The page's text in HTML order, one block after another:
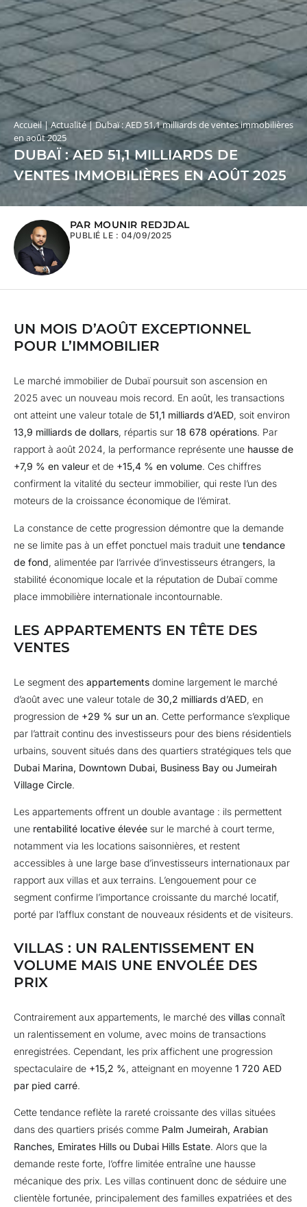
Accueil|Actualité|Dubaï : AED 51,1 milliards de ventes immobilières
en août 2025
DUBAÏ : AED 51,1 MILLIARDS DE
VENTES IMMOBILIÈRES EN AOÛT 2025
PAR MOUNIR REDJDAL
PUBLIÉ LE : 04/09/2025
UN MOIS D’AOÛT EXCEPTIONNEL
POUR L’IMMOBILIER
Le marché immobilier de Dubaï poursuit son ascension en
2025 avec un nouveau mois record. En août, les transactions
ont atteint une valeur totale de 51,1 milliards d’AED, soit environ
13,9 milliards de dollars, répartis sur 18 678 opérations. Par
rapport à août 2024, la performance représente une hausse de
+7,9 % en valeur et de +15,4 % en volume. Ces chiffres
confirment la vitalité du secteur immobilier, qui reste l’un des
moteurs de la croissance économique de l’émirat.
La constance de cette progression démontre que la demande
ne se limite pas à un effet ponctuel mais traduit une tendance
de fond, alimentée par l’arrivée d’investisseurs étrangers, la
stabilité économique locale et la réputation de Dubaï comme
place immobilière internationale incontournable.
LES APPARTEMENTS EN TÊTE DES
VENTES
Le segment des appartements domine largement le marché
d’août avec une valeur totale de 30,2 milliards d’AED, en
progression de +29 % sur un an. Cette performance s’explique
par l’attrait continu des investisseurs pour des biens résidentiels
urbains, souvent situés dans des quartiers stratégiques tels que
Dubai Marina, Downtown Dubai, Business Bay ou Jumeirah
Village Circle.
Les appartements offrent un double avantage : ils permettent
une rentabilité locative élevée sur le marché à court terme,
notamment via les locations saisonnières, et restent
accessibles à une large base d’investisseurs internationaux par
rapport aux villas et aux terrains. L’engouement pour ce
segment confirme l’importance croissante du marché locatif,
porté par l’afflux constant de nouveaux résidents et de visiteurs.
VILLAS : UN RALENTISSEMENT EN
VOLUME MAIS UNE ENVOLÉE DES
PRIX
Contrairement aux appartements, le marché des villas connaît
un ralentissement en volume, avec moins de transactions
enregistrées. Cependant, les prix affichent une progression
spectaculaire de +15,2 %, atteignant en moyenne 1 720 AED
par pied carré.
Cette tendance reflète la rareté croissante des villas situées
dans des quartiers prisés comme Palm Jumeirah, Arabian
Ranches, Emirates Hills ou Dubai Hills Estate. Alors que la
demande reste forte, l’offre limitée entraîne une hausse
mécanique des prix. Les villas continuent donc de séduire une
clientèle fortunée, principalement des familles expatriées et des